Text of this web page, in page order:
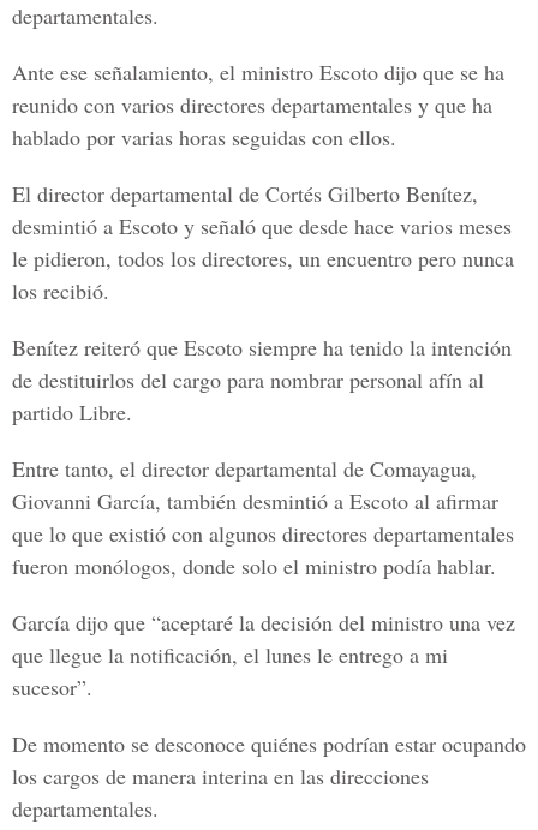
departamentales.
Ante ese señalamiento, el ministro Escoto dijo que se ha
reunido con varios directores departamentales y que ha
hablado por varias horas seguidas con ellos.
El director departamental de Cortés Gilberto Benítez,
desmintió a Escoto y señaló que desde hace varios meses
le pidieron, todos los directores, un encuentro pero nunca
los recibió.
Benítez reiteró que Escoto siempre ha tenido la intención
de destituirlos del cargo para nombrar personal afín al
partido Libre.
Entre tanto, el director departamental de Comayagua,
Giovanni García, también desmintió a Escoto al afirmar
que lo que existió con algunos directores departamentales
fueron monólogos, donde solo el ministro podía hablar.
García dijo que “aceptaré la decisión del ministro una vez
que llegue la notificación, el lunes le entrego a mi
sucesor”.
De momento se desconoce quiénes podrían estar ocupando
los cargos de manera interina en las direcciones
departamentales.